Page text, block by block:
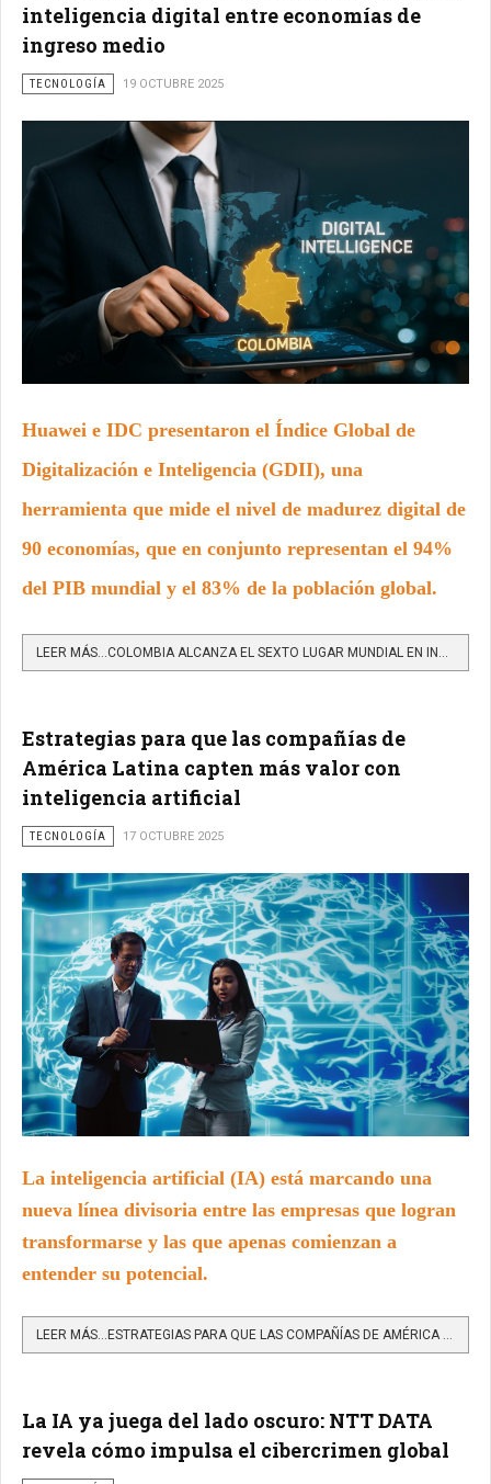
inteligencia digital entre economías de
ingreso medio
TECNOLOGÍA 19 OCTUBRE 2025
Huawei e IDC presentaron el Índice Global de
Digitalización e Inteligencia (GDII), una
herramienta que mide el nivel de madurez digital de
90 economías, que en conjunto representan el 94%
del PIB mundial y el 83% de la población global.
LEER MÁS…COLOMBIA ALCANZA EL SEXTO LUGAR MUNDIAL EN INTELIGENCIA DIGITAL ENTRE ECONOMÍAS DE INGRESO MEDIO
Estrategias para que las compañías de
América Latina capten más valor con
inteligencia artificial
TECNOLOGÍA 17 OCTUBRE 2025
La inteligencia artificial (IA) está marcando una
nueva línea divisoria entre las empresas que logran
transformarse y las que apenas comienzan a
entender su potencial.
LEER MÁS…ESTRATEGIAS PARA QUE LAS COMPAÑÍAS DE AMÉRICA LATINA CAPTEN MÁS VALOR CON INTELIGENCIA ARTIFICIAL
La IA ya juega del lado oscuro: NTT DATA
revela cómo impulsa el cibercrimen global